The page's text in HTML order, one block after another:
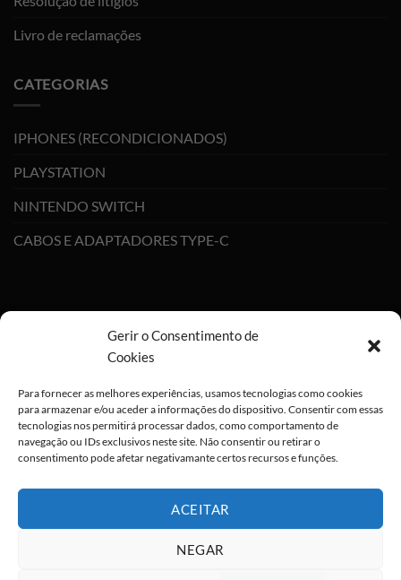
Gerir o Consentimento de
Cookies
Para fornecer as melhores experiências, usamos tecnologias como cookies
para armazenar e/ou aceder a informações do dispositivo. Consentir com essas
tecnologias nos permitirá processar dados, como comportamento de
navegação ou IDs exclusivos neste site. Não consentir ou retirar o
consentimento pode afetar negativamante certos recursos e funções.
ACEITAR
NEGAR
Livro de reclamações
CATEGORIAS
IPHONES (RECONDICIONADOS)
PLAYSTATION
NINTENDO SWITCH
CABOS E ADAPTADORES TYPE-C